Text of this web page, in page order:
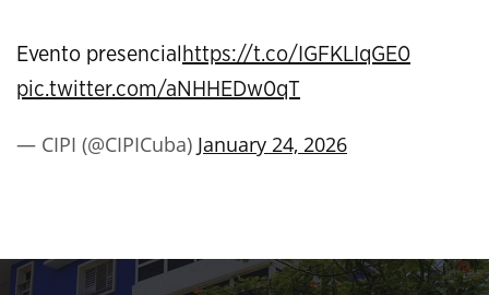
Evento presencial https://t.co/IGFKLIqGE0
pic.twitter.com/aNHHEDw0qT
— CIPI (@CIPICuba) January 24, 2026